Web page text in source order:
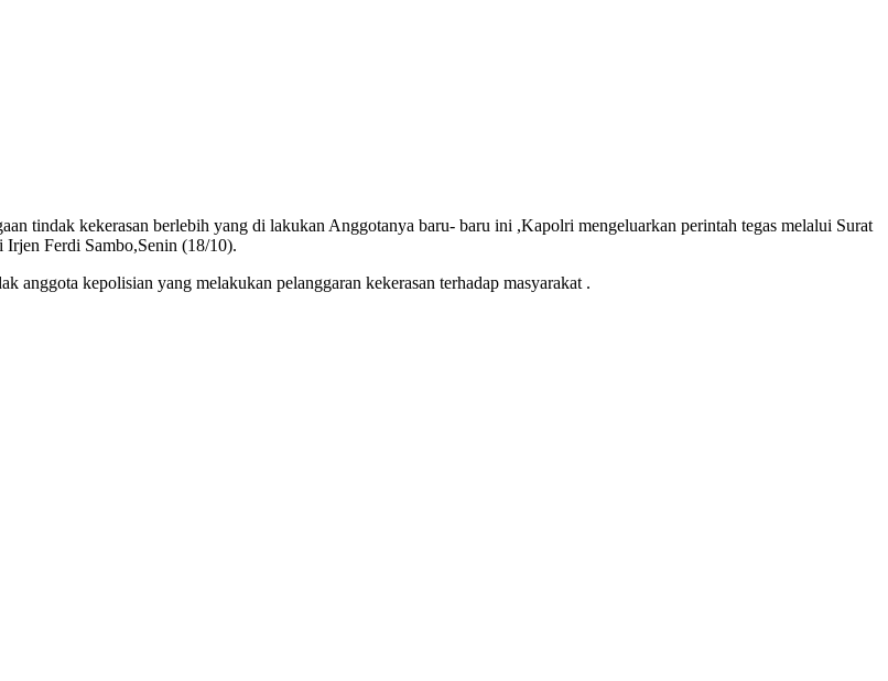
tindak kekerasan berlebih yang di lakukan Anggotanya baru- baru ini ,Kapolri mengeluarkan perintah tegas melalui Surat
Ferdi Sambo,Senin (18/10).
anggota kepolisian yang melakukan pelanggaran kekerasan terhadap masyarakat .